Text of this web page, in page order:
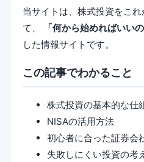
当サイトは、株式投資をこ
て、
「何から始めればいいの
した情報サイトです。
この記事でわかること
株式投資の基本的な仕
NISAの活用方法
初心者に合った証券会
失敗しにくい投資の考